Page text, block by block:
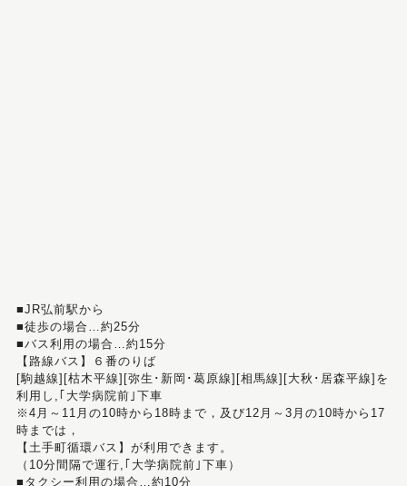
■JR弘前駅から
■徒歩の場合…約25分
■バス利用の場合…約15分
【路線バス】６番のりば
[駒越線][枯木平線][弥生･新岡･葛原線][相馬線][大秋･居森平線]を
利用し,｢大学病院前｣下車
※4月～11月の10時から18時まで，及び12月～3月の10時から17
時までは，
【土手町循環バス】が利用できます。
（10分間隔で運行,｢大学病院前｣下車）
■タクシー利用の場合…約10分